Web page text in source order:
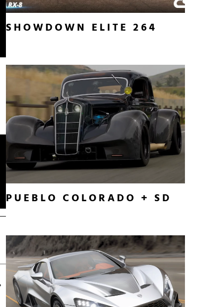
SHOWDOWN ELITE 264
PUEBLO COLORADO + SD